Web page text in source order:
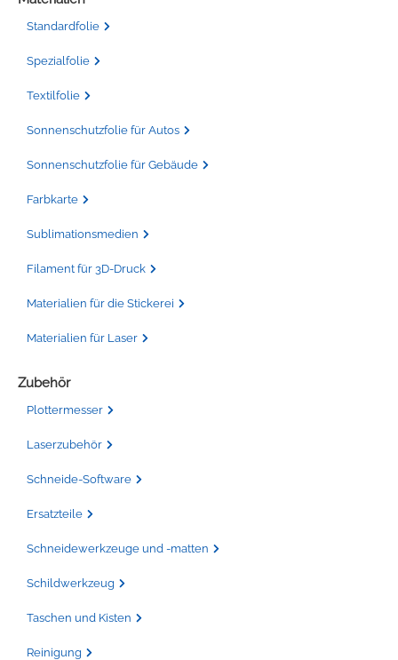
Standardfolie
Spezialfolie
Textilfolie
Sonnenschutzfolie für Autos
Sonnenschutzfolie für Gebäude
Farbkarte
Sublimationsmedien
Filament für 3D-Druck
Materialien für die Stickerei
Materialien für Laser
Zubehör
Plottermesser
Laserzubehör
Schneide-Software
Ersatzteile
Schneidewerkzeuge und -matten
Schildwerkzeug
Taschen und Kisten
Reinigung